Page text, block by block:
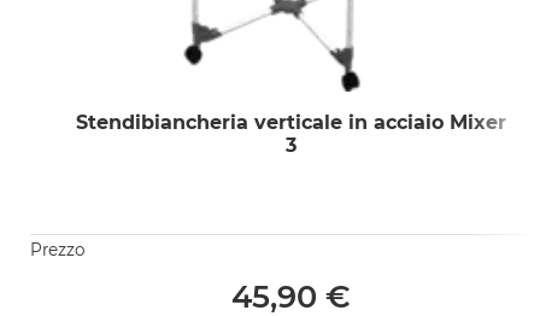
Stendibiancheria verticale in acciaio Mixer
3
Prezzo
45,90 €